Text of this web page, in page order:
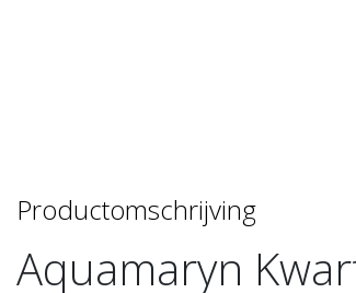
Productomschrijving
Aquamaryn